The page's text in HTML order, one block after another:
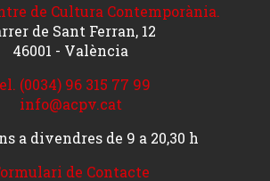
de Cultura Contemporània.
de Sant Ferran, 12
46001 - València
(0034) 96 315 77 99
info@acpv.cat
a divendres de 9 a 20,30 h
de Contacte